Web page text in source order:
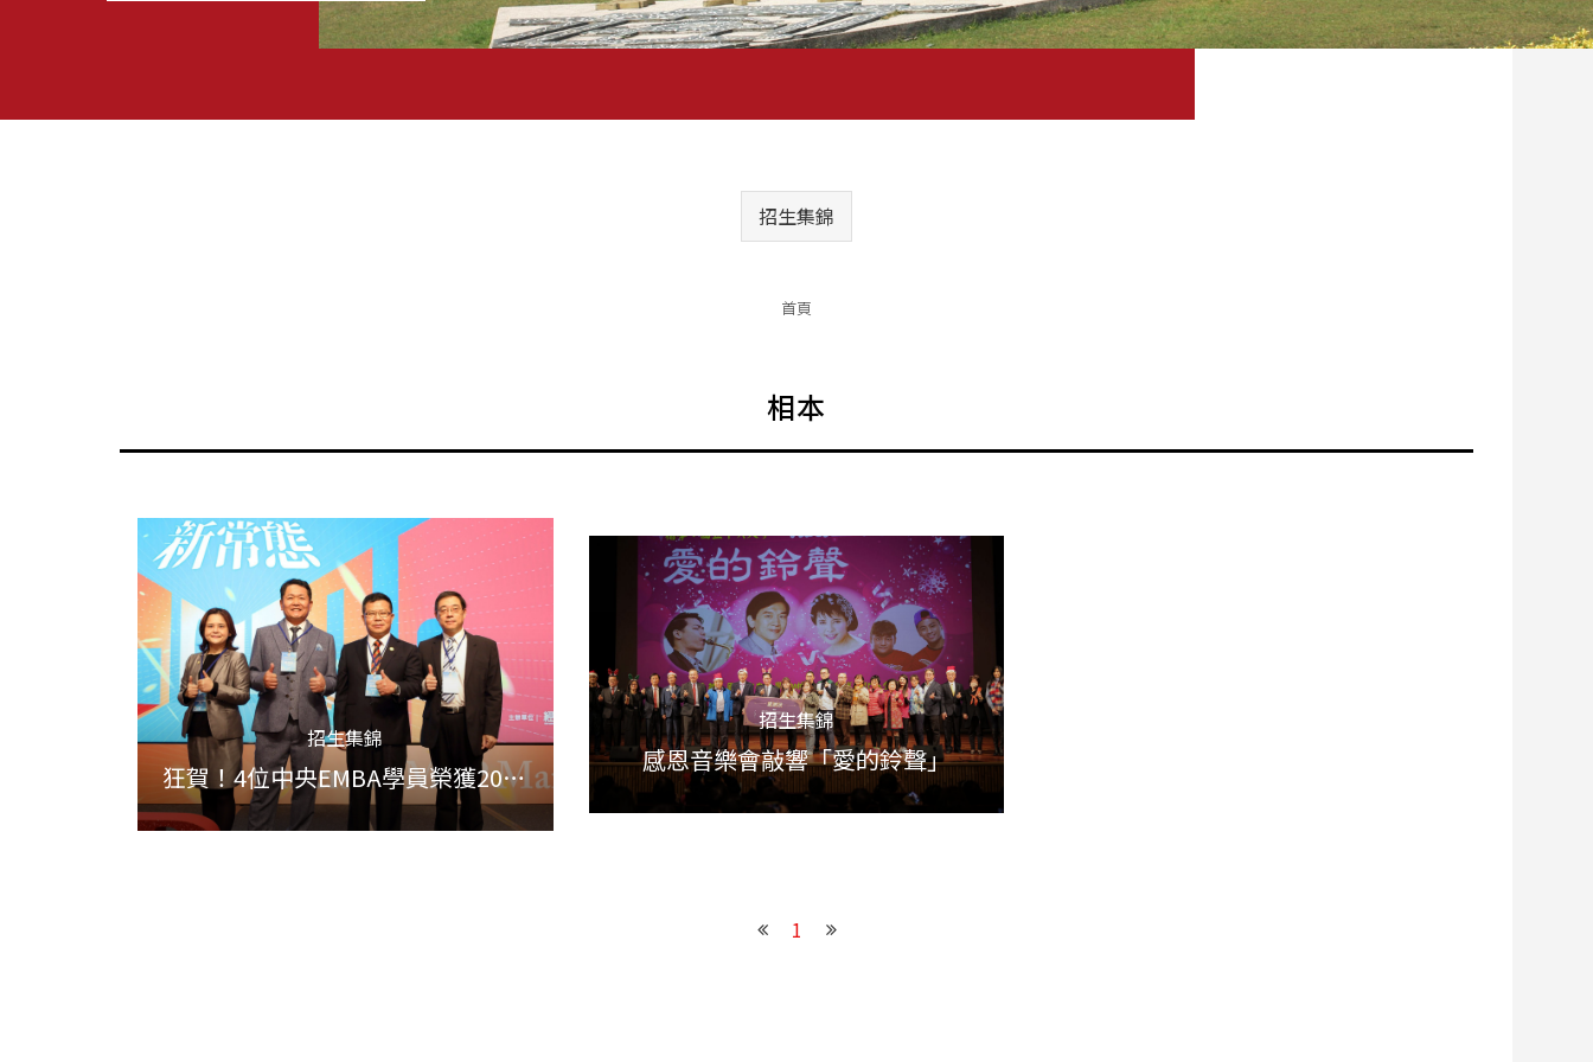
招生集錦
首頁
相本
招生集錦
狂賀！4位中央EMBA學員榮獲2021
百大MVP經理人獎項
招生集錦
感恩音樂會敲響「愛的鈴聲」
1